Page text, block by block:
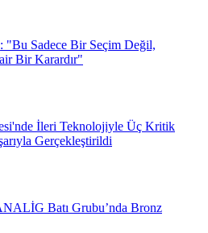
"Bu Sadece Bir Seçim Değil,
Bir Karardır"
İleri Teknolojiyle Üç Kritik
Gerçekleştirildi
Batı Grubu’nda Bronz